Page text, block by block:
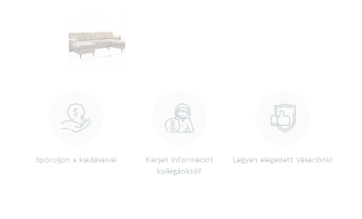
Spóroljon a kiadásaival
Kérjen információt
kollegánktól!
Legyen elégedett Vásárlónk!